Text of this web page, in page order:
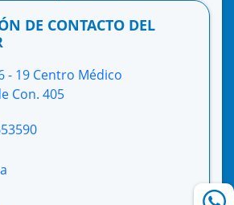
DE CONTACTO DEL
- 19 Centro Médico
Con. 405